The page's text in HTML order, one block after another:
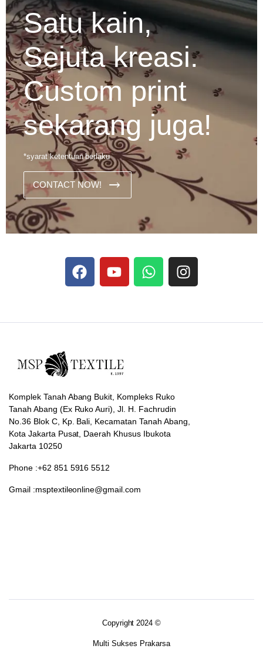
Satu kain,
Sejuta kreasi.
Custom print
sekarang juga!
*syarat ketentuan berlaku
CONTACT NOW!
francophones.
Komplek Tanah Abang Bukit, Kompleks Ruko
Tanah Abang (Ex Ruko Auri), Jl. H. Fachrudin
No.36 Blok C, Kp. Bali, Kecamatan Tanah Abang,
Kota Jakarta Pusat, Daerah Khusus Ibukota
Jakarta 10250
Phone :+62 851 5916 5512
Gmail :msptextileonline@gmail.com
Copyright 2024 ©
Multi Sukses Prakarsa